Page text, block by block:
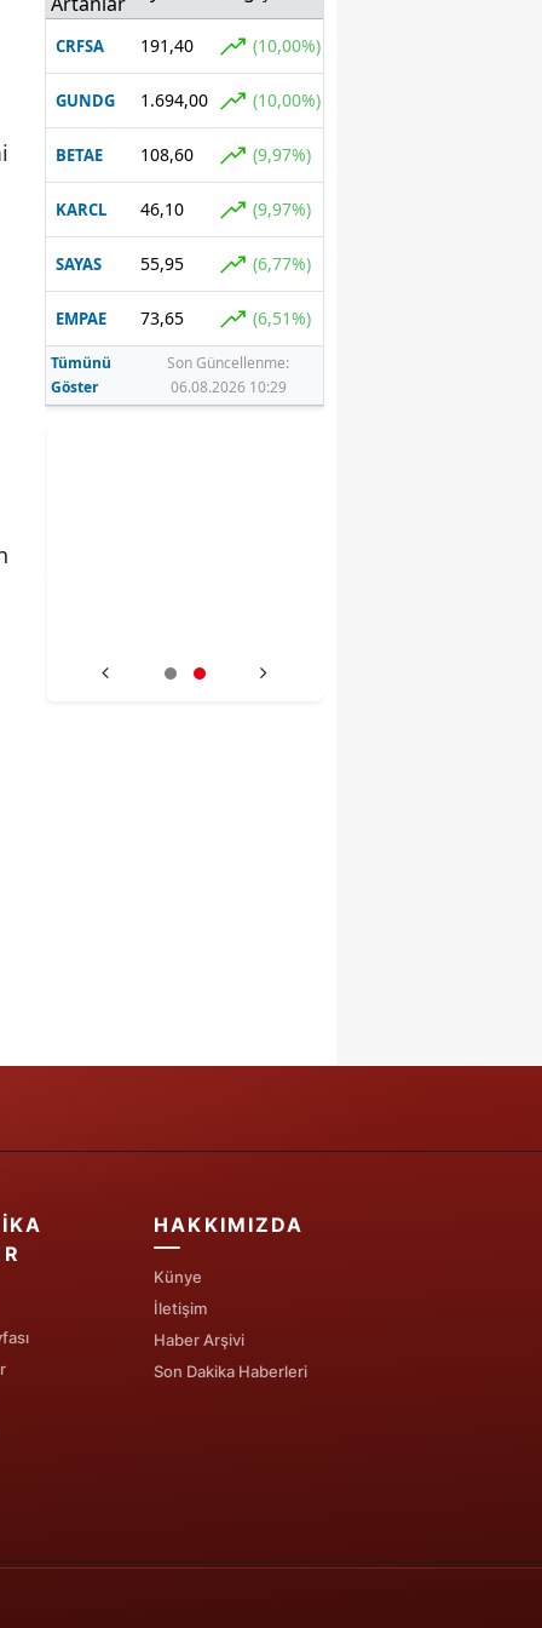
güncelledi
CRFSA 191,40 (10,00%)
GUNDG 1.694,00 (10,00%)
BETAE 108,60 (9,97%)
KARCL 46,10 (9,97%)
SAYAS 55,95 (6,77%)
EMPAE 73,65 (6,51%)
Tümünü
Göster
Son Güncellenme:
06.08.2026 10:29
HAKKIMIZDA
Künye
İletişim
Haber Arşivi
Son Dakika Haberleri